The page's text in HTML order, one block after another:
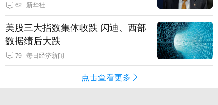
62 新华社
美股三大指数集体收跌 闪迪、西部
数据绩后大跌
79 每日经济新闻
点击查看更多